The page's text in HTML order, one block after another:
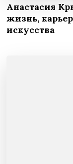
Анастасия
жизнь,
искусства